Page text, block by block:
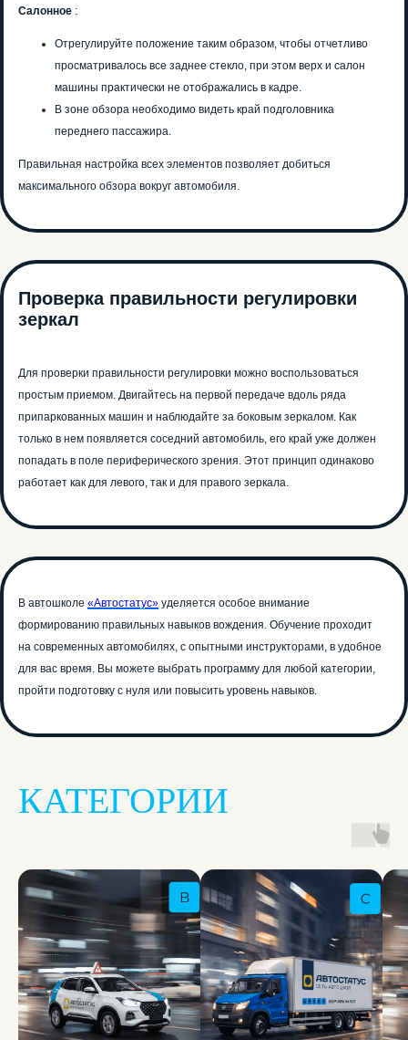
Салонное :
Отрегулируйте положение таким образом, чтобы отчетливо
просматривалось все заднее стекло, при этом верх и салон
машины практически не отображались в кадре.
В зоне обзора необходимо видеть край подголовника
переднего пассажира.
Правильная настройка всех элементов позволяет добиться
максимального обзора вокруг автомобиля.
Проверка правильности регулировки
зеркал
Для проверки правильности регулировки можно воспользоваться
простым приемом. Двигайтесь на первой передаче вдоль ряда
припаркованных машин и наблюдайте за боковым зеркалом. Как
только в нем появляется соседний автомобиль, его край уже должен
попадать в поле периферического зрения. Этот принцип одинаково
работает как для левого, так и для правого зеркала.
В автошколе «Автостатус» уделяется особое внимание
формированию правильных навыков вождения. Обучение проходит
на современных автомобилях, с опытными инструкторами, в удобное
для вас время. Вы можете выбрать программу для любой категории,
пройти подготовку с нуля или повысить уровень навыков.
КАТЕГОРИИ
31 марта!
Учи ПДД быстрее, в любое время и
Единственная
автошкола в РФ с ИИ-
инструктором!